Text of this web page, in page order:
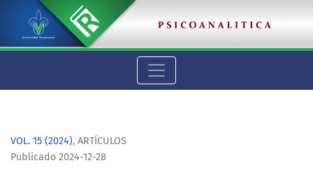
DECISIONES EPISTEMOLÓGICAS: ALGUNAS CUESTIONES
VOL. 15 (2024), ARTÍCULOS
Publicado 2024-12-28